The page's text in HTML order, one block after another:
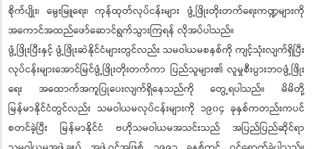
စိုက်ပျိုး၊ မွေးမြူရေး၊ ကုန်ထုတ်လုပ်ငန်းများ ဖွံ့ဖြိုးတိုးတက်ရေးကဏ္ဍများကို
အကောင်အထည်ဖော်ဆောင်ရွက်သွားကြရန် လိုအပ်ပါသည်။
ဖွံ့ဖြိုးပြီးနှင့် ဖွံ့ဖြိုးဆဲနိုင်ငံများတွင်လည်း သမဝါယမစနစ်ကို ကျင့်သုံးလျက်ရှိပြီး
လုပ်ငန်းများအောင်မြင်ဖွံ့ဖြိုးတိုးတက်ကာ ပြည်သူများ၏ လူမှုစီးပွားဘဝဖွံ့ဖြိုး
ရေး အထောက်အကူပြုပေးလျက်ရှိနေသည်ကို တွေ့ရပါသည်။ မိမိတို့
မြန်မာနိုင်ငံတွင်လည်း သမဝါယမလုပ်ငန်းများကို ၁၉၀၄ ခုနှစ်ကတည်းကပင်
စတင်ခဲ့ပြီး မြန်မာနိုင်ငံ ဗဟိုသမဝါယမအသင်းသည် အပြည်ပြည်ဆိုင်ရာ